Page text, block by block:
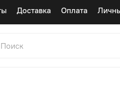
Доставка Оплата